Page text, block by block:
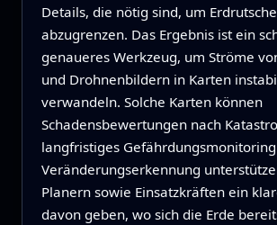
Details, die nötig sind, um
abzugrenzen. Das Ergebnis ist ein
genaueres Werkzeug, um Ströme
und Drohnenbildern in Karten
verwandeln. Solche Karten können
Schadensbewertungen nach
langfristiges
Veränderungserkennung
Planern sowie Einsatzkräften ein
davon geben, wo sich die Erde